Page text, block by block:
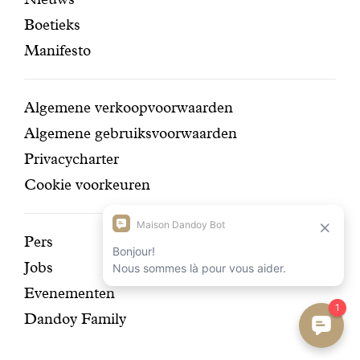
Boetieks
Manifesto
Conditions
Algemene verkoopvoorwaarden
Algemene gebruiksvoorwaarden
Privacycharter
Cookie voorkeuren
Ontdek
onze
geschiedenis
Pers
Jobs
Evenementen
Dandoy Family